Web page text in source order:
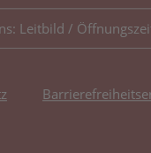
Leitbild /